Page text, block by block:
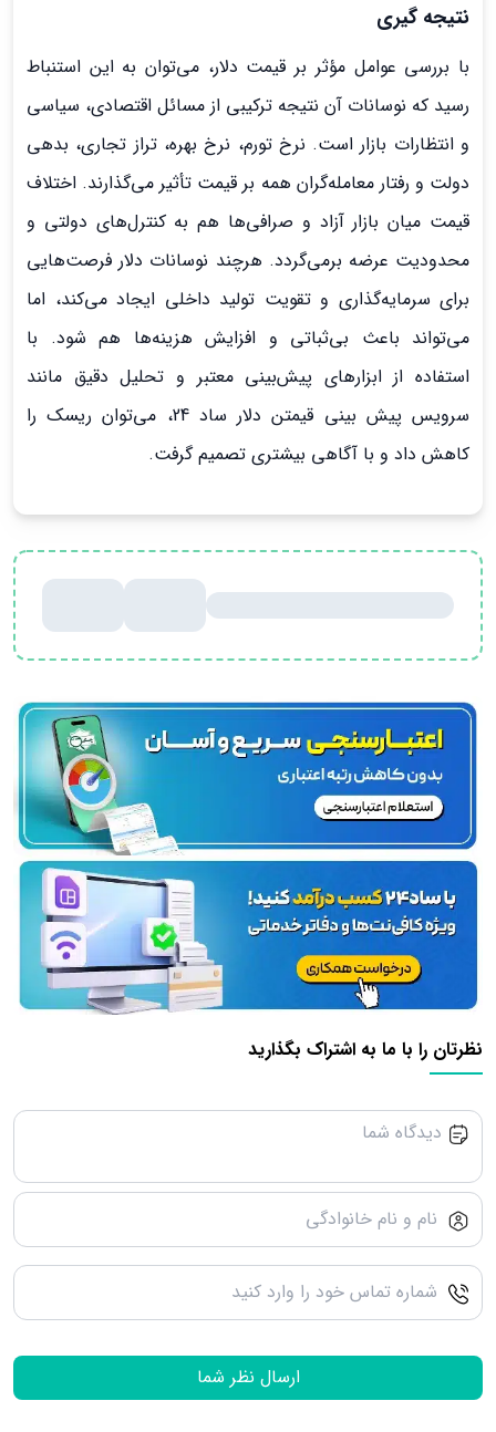
نتیجه گیری
با بررسی عوامل مؤثر بر قیمت دلار، می‌توان به این استنباط
رسید که نوسانات آن نتیجه ترکیبی از مسائل اقتصادی، سیاسی
و انتظارات بازار است. نرخ تورم، نرخ بهره، تراز تجاری، بدهی
دولت و رفتار معامله‌گران همه بر قیمت تأثیر می‌گذارند. اختلاف
قیمت میان بازار آزاد و صرافی‌ها هم به کنترل‌های دولتی و
محدودیت عرضه برمی‌گردد. هرچند نوسانات دلار فرصت‌هایی
برای سرمایه‌گذاری و تقویت تولید داخلی ایجاد می‌کند، اما
می‌تواند باعث بی‌ثباتی و افزایش هزینه‌ها هم شود. با
استفاده از ابزارهای پیش‌بینی معتبر و تحلیل دقیق مانند
سرویس پیش بینی قیمتن دلار ساد 24، می‌توان ریسک را
کاهش داد و با آگاهی بیشتری تصمیم گرفت.
نظرتان را با ما به اشتراک بگذارید
ارسال نظر شما